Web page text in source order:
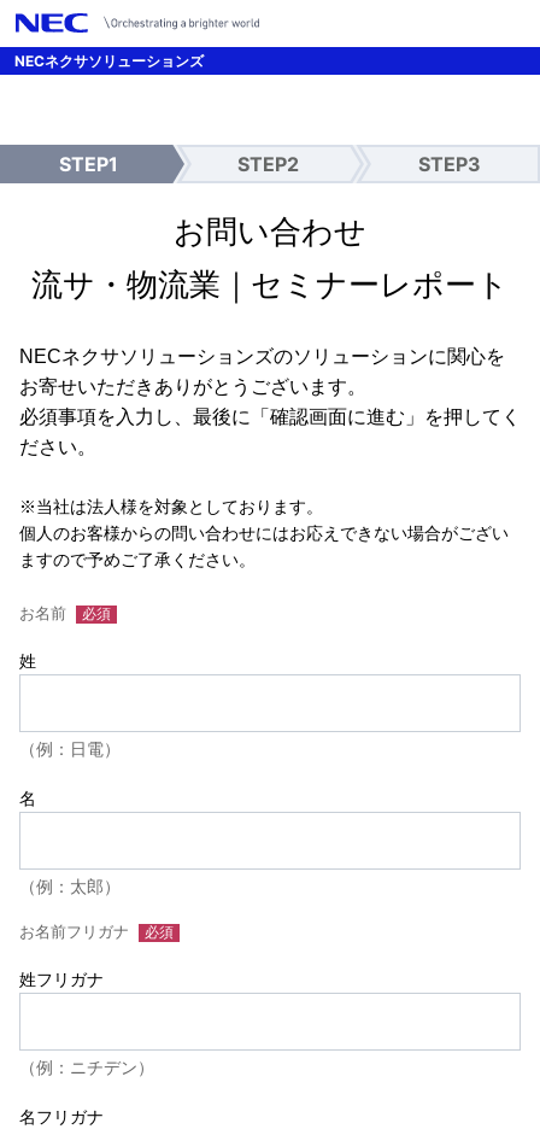
/*UTMパラメーター引継ぎ設定 */
NECネクサソリューションズ
STEP1
入
STEP2
確
STEP3
送
お問い合わせ
流サ・物流業｜セミナーレポート
NECネクサソリューションズのソリューションに関心を
お寄せいただきありがとうございます。
必須事項を入力し、最後に「確認画面に進む」を押してく
ださい。
※当社は法人様を対象としております。
個人のお客様からの問い合わせにはお応えできない場合がござい
ますので予めご了承ください。
お名前
姓
（例：日電）
名
（例：太郎）
お名前フリガナ
姓フリガナ
（例：ニチデン）
名フリガナ